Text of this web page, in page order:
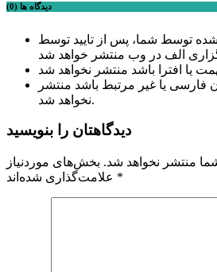
دیدگاه ها (0)
توسط شما، پس از تایید توسط
فارسی یا غیر مرتبط باشد منتشر
نخواهد شد.
دیدگاهتان را بنویسید
منتشر نخواهد شد. بخش‌های موردنیاز
*